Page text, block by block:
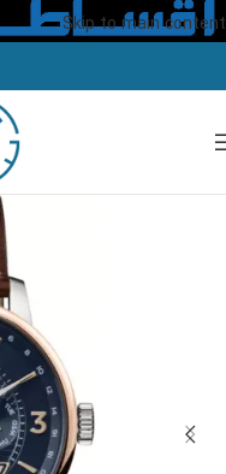
Skip to main content